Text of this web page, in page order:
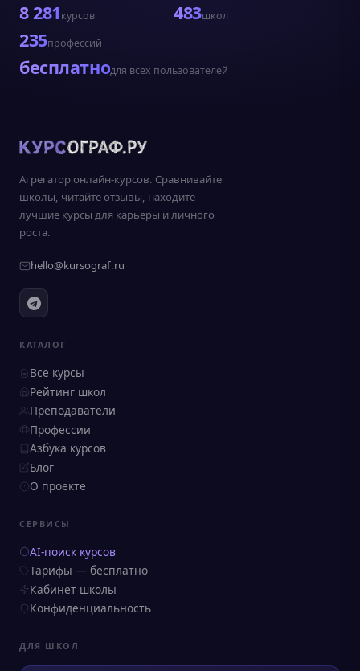
8 281 курсов 483школ
235профессий
бесплатнодля всех пользователей
Агрегатор онлайн-курсов. Сравнивайте
школы, читайте отзывы, находите
лучшие курсы для карьеры и личного
роста.
hello@kursograf.ru
КАТАЛОГ
Все курсы
Рейтинг школ
Преподаватели
Профессии
Азбука курсов
Блог
О проекте
СЕРВИСЫ
AI-поиск курсов
Тарифы — бесплатно
Кабинет школы
Конфиденциальность
ДЛЯ ШКОЛ